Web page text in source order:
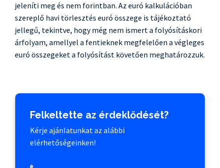
jeleníti meg és nem forintban. Az euró kalkulációban
szereplő havi törlesztés euró összege is tájékoztató
jellegű, tekintve, hogy még nem ismert a folyósításkori
árfolyam, amellyel a fentieknek megfelelően a végleges
euró összegeket a folyósítást követően meghatározzuk.
Felkeltette az érdeklődését?
Kérje ajánlatunkat az alábbi
elérhetőségeinken!